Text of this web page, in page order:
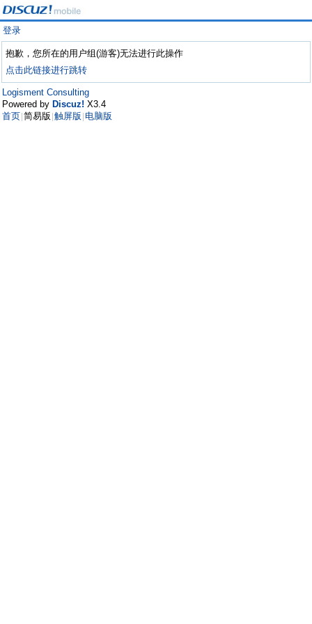
登录
抱歉，您所在的用户组(游客)无法进行此操作
点击此链接进行跳转
Logisment Consulting
Powered by Discuz! X3.4
首页 简易版 触屏版 电脑版